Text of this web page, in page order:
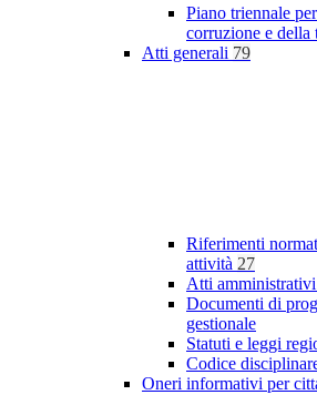
Piano triennale
corruzione e della
Atti generali 79
Riferimenti
attività 27
Atti
Documenti di
gestionale
Statuti e leggi
Codice
Oneri informativi per